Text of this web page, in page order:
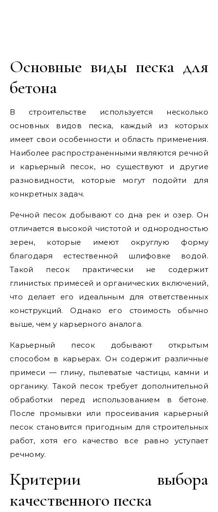
Основные виды песка для
бетона
В строительстве используется несколько
основных видов песка, каждый из которых
имеет свои особенности и область применения.
Наиболее распространенными являются речной
и карьерный песок, но существуют и другие
разновидности, которые могут подойти для
конкретных задач.
Речной песок добывают со дна рек и озер. Он
отличается высокой чистотой и однородностью
зерен, которые имеют округлую форму
благодаря естественной шлифовке водой.
Такой песок практически не содержит
глинистых примесей и органических включений,
что делает его идеальным для ответственных
конструкций. Однако его стоимость обычно
выше, чем у карьерного аналога.
Карьерный песок добывают открытым
способом в карьерах. Он содержит различные
примеси — глину, пылеватые частицы, камни и
органику. Такой песок требует дополнительной
обработки перед использованием в бетоне.
После промывки или просеивания карьерный
песок становится пригодным для строительных
работ, хотя его качество все равно уступает
речному.
Критерии выбора
качественного песка